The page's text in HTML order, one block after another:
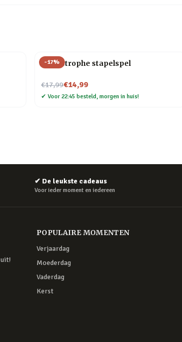
-17%
Cat-astrophe stapelspel
€17,99
Nu voor€14,99
✔ Voor 22:45 besteld, morgen in huis!
✔ De leukste cadeaus
Voor ieder moment en iedereen
uit!
POPULAIRE MOMENTEN
Verjaardag
Moederdag
Vaderdag
Kerst